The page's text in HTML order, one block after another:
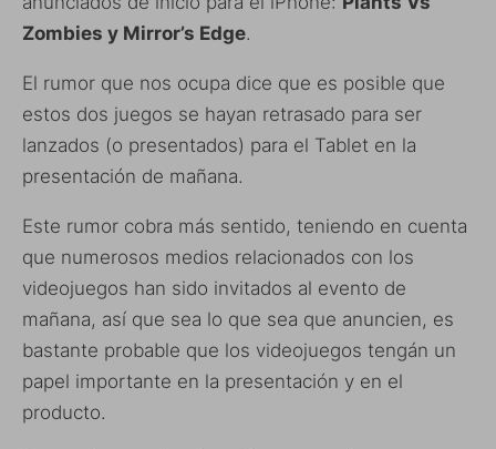
Zombies y Mirror’s Edge.
El rumor que nos ocupa dice que es posible que
estos dos juegos se hayan retrasado para ser
lanzados (o presentados) para el Tablet en la
presentación de mañana.
Este rumor cobra más sentido, teniendo en cuenta
que numerosos medios relacionados con los
videojuegos han sido invitados al evento de
mañana, así que sea lo que sea que anuncien, es
bastante probable que los videojuegos tengán un
papel importante en la presentación y en el
producto.